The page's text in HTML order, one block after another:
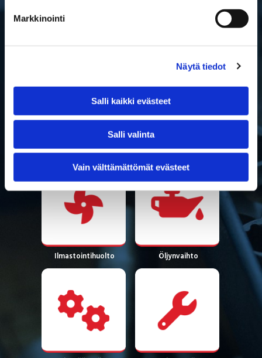
Markkinointi
Näytä tiedot
Salli kaikki evästeet
Salli valinta
Vain välttämättömät evästeet